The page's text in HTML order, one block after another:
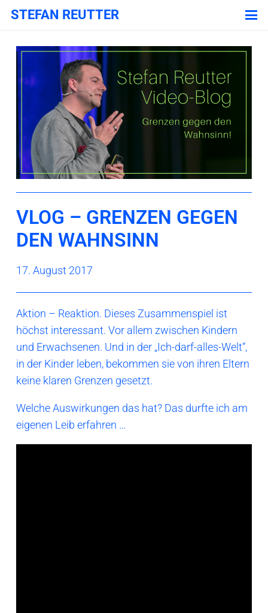
STEFAN REUTTER
VLOG – GRENZEN GEGEN
DEN WAHNSINN
17. August 2017
Aktion – Reaktion. Dieses Zusammenspiel ist
höchst interessant. Vor allem zwischen Kindern
und Erwachsenen. Und in der „Ich-darf-alles-Welt“,
in der Kinder leben, bekommen sie von ihren Eltern
keine klaren Grenzen gesetzt.
Welche Auswirkungen das hat? Das durfte ich am
eigenen Leib erfahren …